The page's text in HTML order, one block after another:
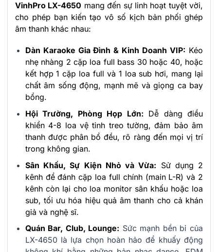
VinhPro LX-4650 mang đến sự linh hoạt tuyệt vời,
cho phép bạn kiến tạo vô số kịch bản phối ghép
âm thanh khác nhau:
Dàn Karaoke Gia Đình & Kinh Doanh VIP: Kéo
nhẹ nhàng 2 cặp loa full bass 30 hoặc 40, hoặc
kết hợp 1 cặp loa full và 1 loa sub hơi, mang lại
chất âm sống động, mạnh mẽ và giọng ca bay
bổng.
Hội Trường, Phòng Họp Lớn: Dễ dàng điều
khiển 4-8 loa vệ tinh treo tường, đảm bảo âm
thanh được phân bổ đều, rõ ràng đến mọi vị trí
trong không gian.
Sân Khấu, Sự Kiện Nhỏ và Vừa: Sử dụng 2
kênh để đánh cặp loa full chính (main L-R) và 2
kênh còn lại cho loa monitor sân khấu hoặc loa
sub, tối ưu hóa hiệu quả âm thanh cho cả khán
giả và nghệ sĩ.
Quán Bar, Club, Lounge: Sức mạnh bền bỉ của
LX-4650 là lựa chọn hoàn hảo để khuấy động